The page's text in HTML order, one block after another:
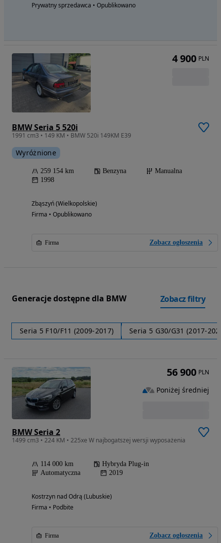
Prywatny sprzedawca • Opublikowano
BMW Seria 5 520i
1991 cm3 • 149 KM • BMW 520i 149KM E39
Wyróżnione
259 154 km Benzyna
Manualna
1998
Zbąszyń (Wielkopolskie)
Firma • Opublikowano
Firma Zobacz ogłoszenia
4 900 PLN
Generacje dostępne dla BMW Zobacz filtry
Seria 5 F10/F11 (2009-2017) Seria 5 G30/G31 (2017-
BMW Seria 2
1499 cm3 • 224 KM • 225xe W najbogatszej wersji wyposażenia
114 000 km
Hybryda Plug-in
Automatyczna
2019
Kostrzyn nad Odrą (Lubuskie)
Firma • Podbite
Firma Zobacz ogłoszenia
56 900 PLN
Poniżej średniej